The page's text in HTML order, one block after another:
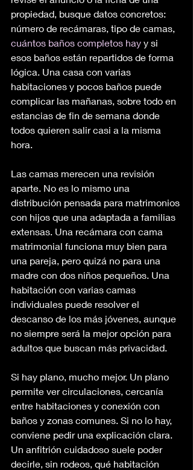
propiedad, busque datos concretos:
número de recámaras, tipo de camas,
cuántos baños completos hay y si
esos baños están repartidos de forma
lógica. Una casa con varias
habitaciones y pocos baños puede
complicar las mañanas, sobre todo en
estancias de fin de semana donde
todos quieren salir casi a la misma
hora.
Las camas merecen una revisión
aparte. No es lo mismo una
distribución pensada para matrimonios
con hijos que una adaptada a familias
extensas. Una recámara con cama
matrimonial funciona muy bien para
una pareja, pero quizá no para una
madre con dos niños pequeños. Una
habitación con varias camas
individuales puede resolver el
descanso de los más jóvenes, aunque
no siempre será la mejor opción para
adultos que buscan más privacidad.
Si hay plano, mucho mejor. Un plano
permite ver circulaciones, cercanía
entre habitaciones y conexión con
baños y zonas comunes. Si no lo hay,
conviene pedir una explicación clara.
Un anfitrión cuidadoso suele poder
decirle, sin rodeos, qué habitación